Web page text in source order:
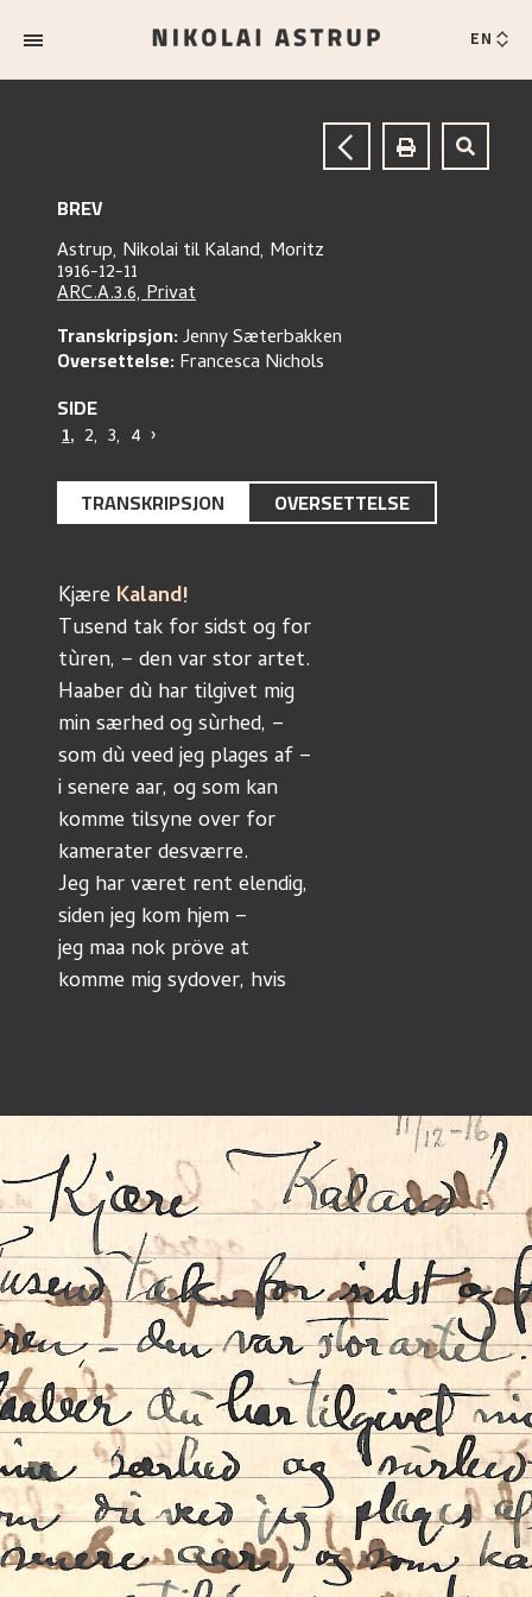
EN
BREV
Astrup, Nikolai tilKaland, Moritz
1916-12-11
ARC.A.3.6, Privat
Transkripsjon:Jenny Sæterbakken
Oversettelse:Francesca Nichols
SIDE
1, 2, 3, 4 ›
TRANSKRIPSJON OVERSETTELSE
Kjære Kaland!
Tusend tak for sidst og for
tùren, – den var stor artet.
Haaber dù har tilgivet mig
min særhed og sùrhed, –
som dù veed jeg plages af –
i senere aar, og som kan
komme tilsyne over for
kamerater desværre.
Jeg har været rent elendig,
siden jeg kom hjem –
jeg maa nok pröve at
komme mig sydover, hvis